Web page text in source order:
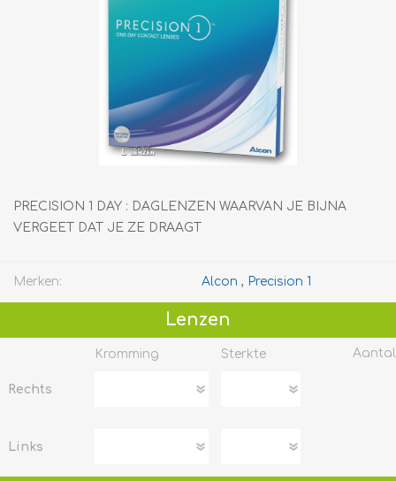
PRECISION 1 DAY : DAGLENZEN WAARVAN JE BIJNA
VERGEET DAT JE ZE DRAAGT
Merken: Alcon , Precision 1
Lenzen
Kromming Sterkte Aantal
Rechts
Links